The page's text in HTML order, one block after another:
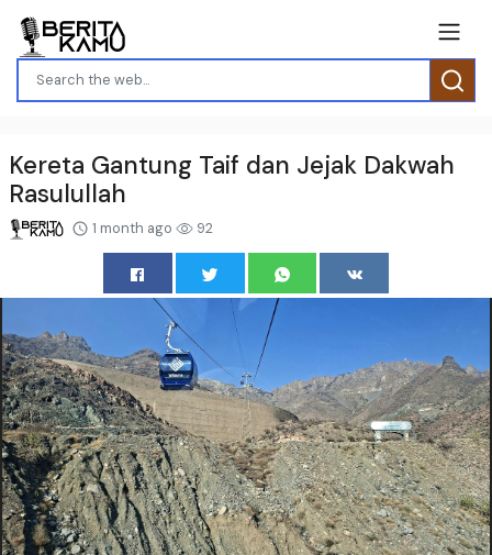
Kereta Gantung Taif dan Jejak Dakwah
Rasulullah
1 month ago 92